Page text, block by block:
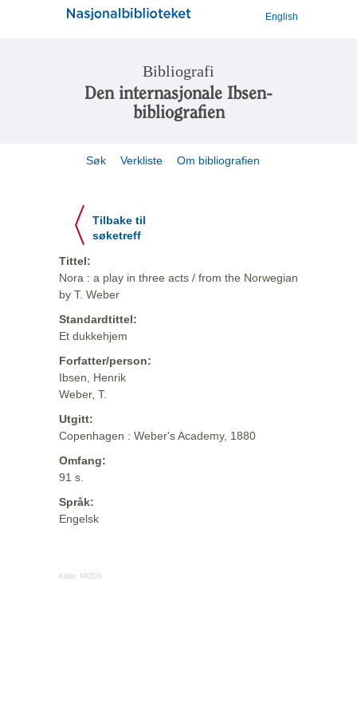
English
Bibliografi
Den internasjonale Ibsen-
bibliografien
Søk Verkliste Om bibliografien
Tilbake til
søketreff
Tittel:
Nora : a play in three acts / from the Norwegian
by T. Weber
Standardtittel:
Et dukkehjem
Forfatter/person:
Ibsen, Henrik
Weber, T.
Utgitt:
Copenhagen : Weber's Academy, 1880
Omfang:
91 s.
Språk:
Engelsk
Kilde: MODS